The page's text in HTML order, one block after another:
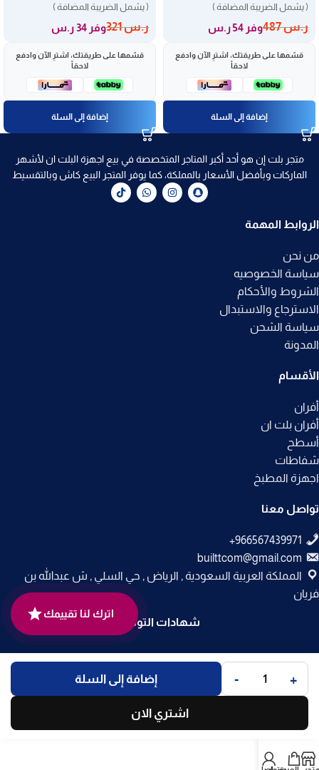
( يشمل الضريبة المضافة )
ر.س487 وفر 54 ر.س
قسّمها على طريقتك، اشترِ الآن وادفع
لاحقاً
إضافة إلى السلة
( يشمل الضريبة المضافة )
ر.س321 وفر 34 ر.س
قسّمها على طريقتك، اشترِ الآن وادفع
لاحقاً
إضافة إلى السلة
متجر بلت إن هو أحد أكبر المتاجر المتخصصة في بيع اجهزة البلت ان لأشهر
الماركات وبأفضل الأسعار بالمملكة، كما يوفر المتجر البيع كاش وبالتقسيط
الروابط المهمة
من نحن
سياسة الخصوصيه
الشروط والأحكام
الاسترجاع والاستبدال
سياسة الشحن
المدونة
الأقسام
أفران
أفران بلت ان
أسطح
شفاطات
اجهزة المطبخ
تواصل معنا
builttcom@gmail.com
المملكة العربية السعودية , الرياض , حي السلي , ش عبدالله بن
فريان
شهادات التوثيق
جميع الحقوق محفوظة لـمتجر بلت إن© 2025.
تم التطوير بواسطةCode Times
. +
- إضافة إلى السلة
اشتري الان
اترك لنا تقييمك